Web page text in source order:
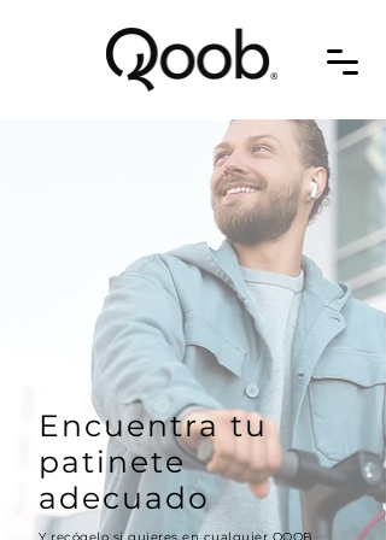
Encuentra tu
patinete
adecuado